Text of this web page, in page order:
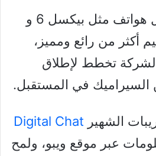
قدمت شركة جوجل هواتف مثل بيكسل 6 و
بتصميم أكثر من رائع ومميز،
تخطط لإطلاق
في المستقبل.
الشهير Digital Chat
عبر موقع ويبو، ولمح